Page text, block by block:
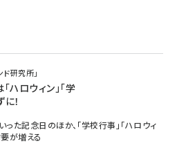
研究所」
ハロウィン」「学
！
った記念日のほか、「学校行事」「ハロウィ
が増える